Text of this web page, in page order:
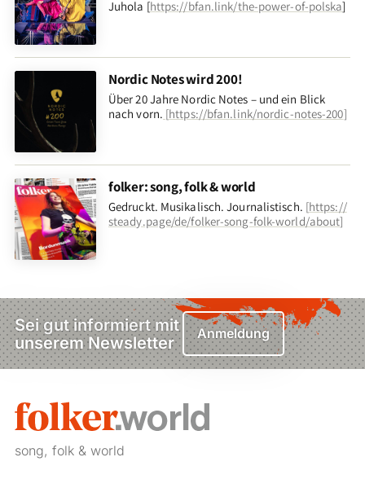
00:00
Juhola [https://bfan.link/the-power-of-polska]
Nordic Notes wird 200!
Über 20 Jahre Nordic Notes – und ein Blick
nach vorn. [https://bfan.link/nordic-notes-200]
folker: song, folk & world
Gedruckt. Musikalisch. Journalistisch. [https://
steady.page/de/folker-song-folk-world/about]
Sei gut informiert mit
unserem Newsletter
Anmeldung
song, folk & world